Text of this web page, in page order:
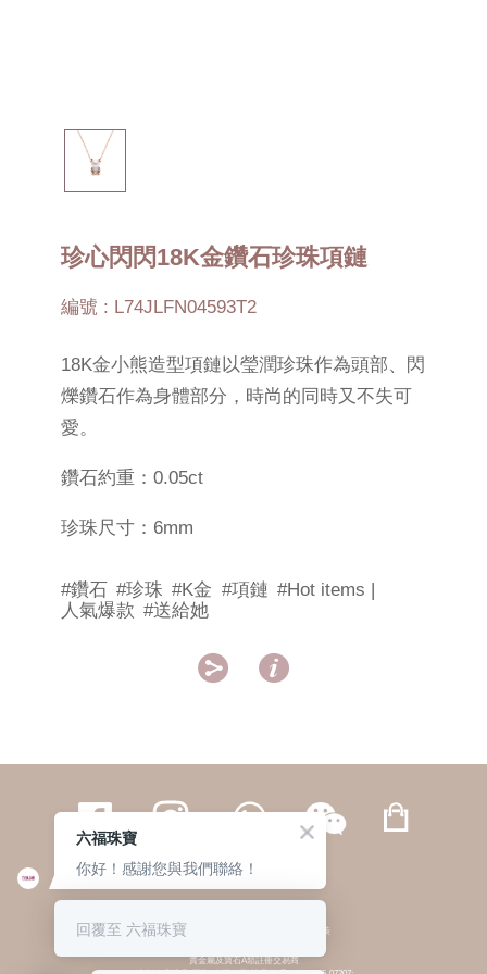
珍心閃閃18K金鑽石珍珠項鏈
編號 : L74JLFN04593T2
18K金小熊造型項鏈以瑩潤珍珠作為頭部、閃
爍鑽石作為身體部分，時尚的同時又不失可
愛。
鑽石約重：0.05ct
珍珠尺寸：6mm
#鑽石 #珍珠 #K金 #項鏈 #Hot items |
人氣爆款 #送給她
 
繁體 | 簡体
© 六福集團 版權所有 不得轉載 私隱政策
貴金屬及寶石A類註冊交易商
六福珠寶
你好！感謝您與我們聯絡！
回覆至 六福珠寶